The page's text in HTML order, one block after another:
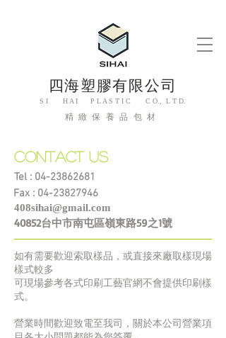
四海塑膠有限公司
S I H A I P L A S T I C C O., L T D.
精緻保養品包材
Contact us
Tel : ​04-23862681
​Fax : 04-23827946
408sihai@gmail.com
​40852台中市南屯區嶺東路59之1號
如有需要歡迎索取樣品，或直接來廠取樣現場
樣式較多
可現場參考各式印刷工藝​官網不會提供印刷樣
式。
營業時間歡迎致電至我司，關於本公司營業項